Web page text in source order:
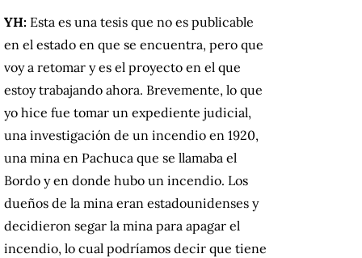
YH: Esta es una tesis que no es publicable
en el estado en que se encuentra, pero que
voy a retomar y es el proyecto en el que
estoy trabajando ahora. Brevemente, lo que
yo hice fue tomar un expediente judicial,
una investigación de un incendio en 1920,
una mina en Pachuca que se llamaba el
Bordo y en donde hubo un incendio. Los
dueños de la mina eran estadounidenses y
decidieron segar la mina para apagar el
incendio, lo cual podríamos decir que tiene